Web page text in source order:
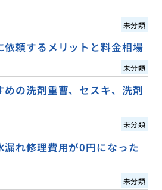
未分類
依頼するメリットと料金相場
未分類
めの洗剤重曹、セスキ、洗剤
未分類
漏れ修理費用が0円になった
未分類